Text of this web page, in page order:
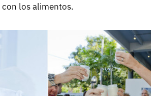
con los alimentos.